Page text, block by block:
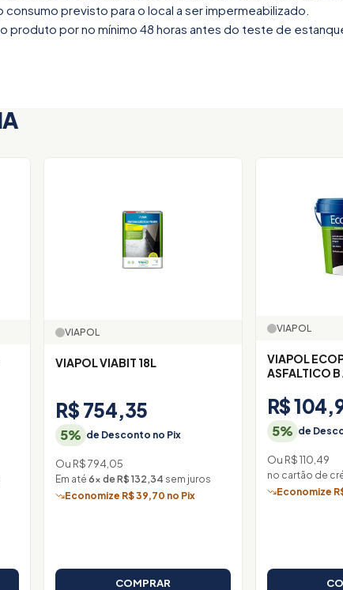
previsto para o local a ser impermeabilizado.
por no mínimo 48 horas antes do teste de
VIAPOL
VIAPOL VIABIT 18L
R$ 754,35
5% de Desconto no Pix
Ou R$ 794,05
Em até6× de R$ 132,34 sem juros
Economize R$ 39,70 no Pix
COMPRAR
VIAPOL
VIAPOL
ASFALTICO
R$
5% de
Ou R$ 110,49
no cartão de
Economize